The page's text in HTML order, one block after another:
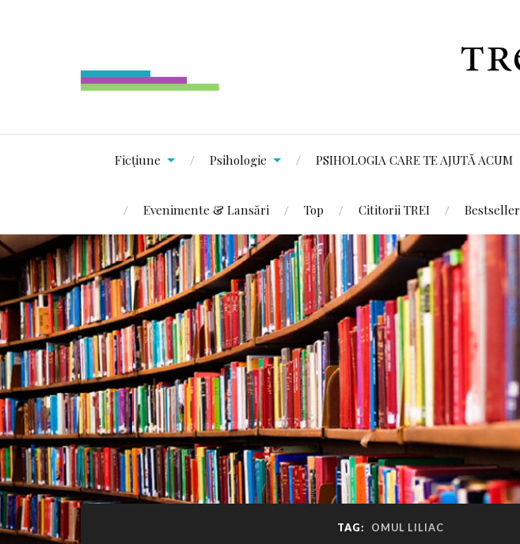
Ficțiune Psihologie PSIHOLOGIA CARE TE AJUTĂ ACUM
Evenimente & Lansări Top Cititorii TREI Bestseller
TAG: OMUL LILIAC